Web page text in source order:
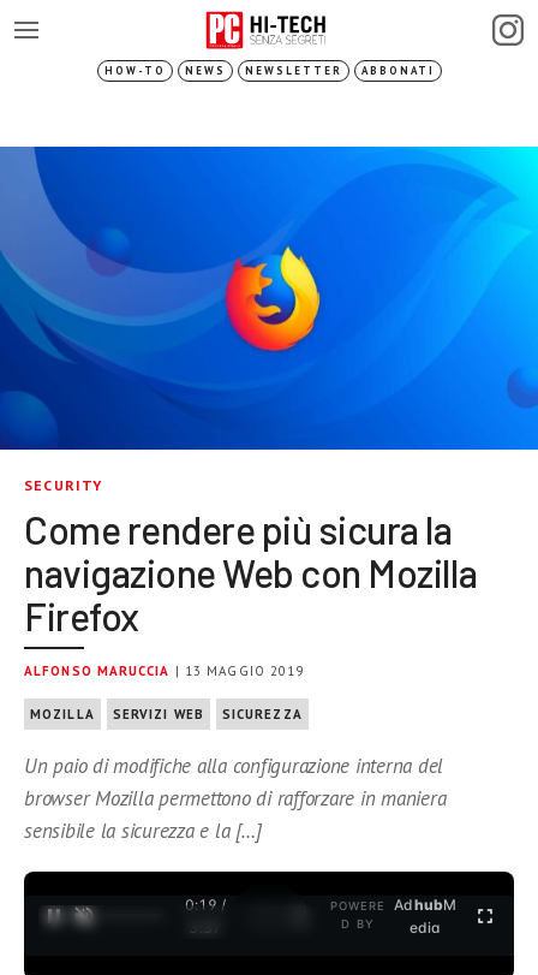
HOW-TO NEWS NEWSLETTER ABBONATI
SECURITY
Come rendere più sicura la
navigazione Web con Mozilla
Firefox
ALFONSO MARUCCIA | 13 MAGGIO 2019
MOZILLA SERVIZI WEB SICUREZZA
Un paio di modifiche alla configurazione interna del
browser Mozilla permettono di rafforzare in maniera
sensibile la sicurezza e la […]
0:19 /
3:37
POWERE
D BY
AdhubM
edia